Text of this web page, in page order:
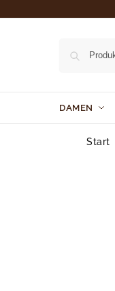
DAMEN
Start